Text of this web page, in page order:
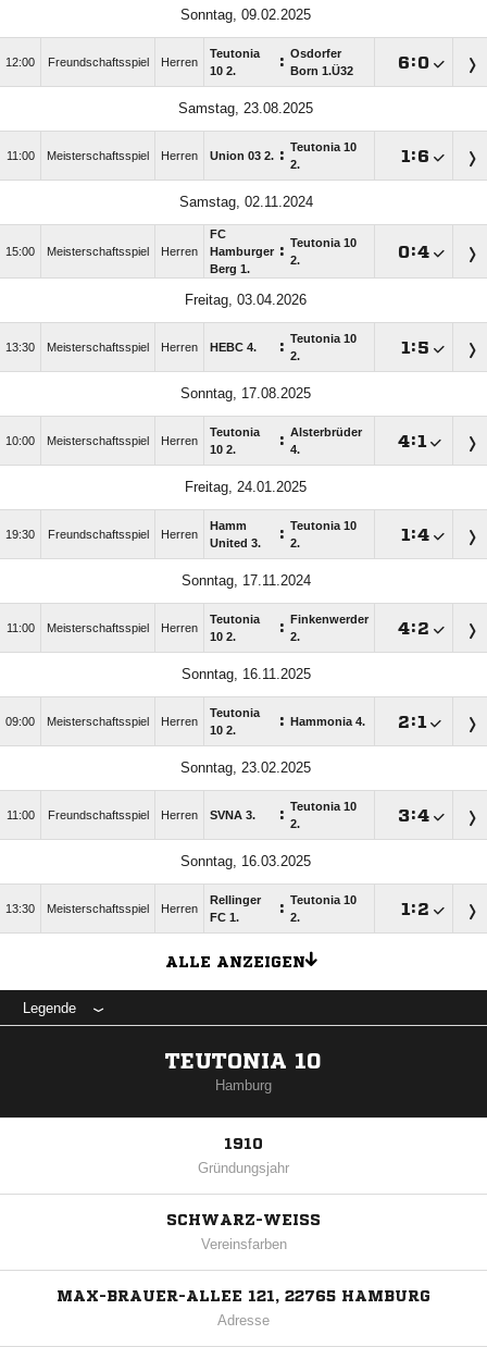
Sonntag, 09.02.2025
12:00 Freundschaftsspiel Herren
Teutonia
10 2.
: Osdorfer
Born 1.Ü32
:
Samstag, 23.08.2025
11:00 Meisterschaftsspiel Herren Union 03 2. : Teutonia 10
2.
:
Samstag, 02.11.2024
15:00 Meisterschaftsspiel Herren
FC
Hamburger
Berg 1.
: Teutonia 10
2.
:
Freitag, 03.04.2026
13:30 Meisterschaftsspiel Herren HEBC 4. : Teutonia 10
2.
:
Sonntag, 17.08.2025
10:00 Meisterschaftsspiel Herren
Teutonia
10 2.
: Alsterbrüder
4.
:
Freitag, 24.01.2025
19:30 Freundschaftsspiel Herren
Hamm
United 3.
: Teutonia 10
2.
:
Sonntag, 17.11.2024
11:00 Meisterschaftsspiel Herren
Teutonia
10 2.
:
Finkenwerder
2.
:
Sonntag, 16.11.2025
09:00 Meisterschaftsspiel Herren
Teutonia
10 2.
: Hammonia 4. :
Sonntag, 23.02.2025
11:00 Freundschaftsspiel Herren SVNA 3. : Teutonia 10
2.
:
Sonntag, 16.03.2025
13:30 Meisterschaftsspiel Herren
Rellinger
FC 1.
: Teutonia 10
2.
:
ALLE ANZEIGEN
Legende
TEUTONIA 10
Hamburg
1910
Gründungsjahr
SCHWARZ-WEISS
Vereinsfarben
MAX-BRAUER-ALLEE 121, 22765 HAMBURG
Adresse